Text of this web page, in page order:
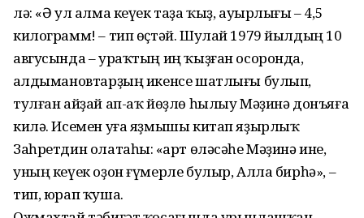
лә: «Ә ул алма кеүек таҙа ҡыҙ, ауырлығы – 4,5
килограмм! – тип өҫтәй. Шулай 1979 йылдың 10
авгусында – ураҡтың иң ҡыҙған осоронда,
Ҡалдымановтарҙың икенсе шатлығы булып,
тулған айҙай ап-аҡ йөҙлө һылыу Мәҙинә донъяға
килә. Исемен уға яҙмышы китап яҙырлыҡ
Заһретдин олатаһы: «Ҡарт өләсәһе Мәҙинә ине,
уның кеүек оҙон ғүмерле булыр, Алла бирһә», –
тип, юрап ҡуша.